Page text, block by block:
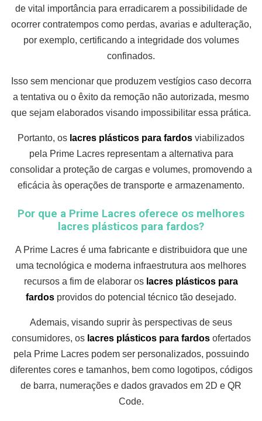
de vital importância para erradicarem a possibilidade de
ocorrer contratempos como perdas, avarias e adulteração,
por exemplo, certificando a integridade dos volumes
confinados.
Isso sem mencionar que produzem vestígios caso decorra
a tentativa ou o êxito da remoção não autorizada, mesmo
que sejam elaborados visando impossibilitar essa prática.
Portanto, os lacres plásticos para fardos viabilizados
pela Prime Lacres representam a alternativa para
consolidar a proteção de cargas e volumes, promovendo a
eficácia às operações de transporte e armazenamento.
Por que a Prime Lacres oferece os melhores
lacres plásticos para fardos?
A Prime Lacres é uma fabricante e distribuidora que une
uma tecnológica e moderna infraestrutura aos melhores
recursos a fim de elaborar os lacres plásticos para
fardos providos do potencial técnico tão desejado.
Ademais, visando suprir às perspectivas de seus
consumidores, os lacres plásticos para fardosofertados
pela Prime Lacres podem ser personalizados, possuindo
diferentes cores e tamanhos, bem como logotipos, códigos
de barra, numerações e dados gravados em 2D e QR
Code.